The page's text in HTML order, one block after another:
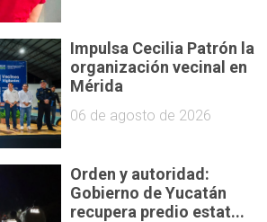
Impulsa Cecilia Patrón la
organización vecinal en
Mérida
06 de agosto de 2026
Orden y autoridad:
Gobierno de Yucatán
recupera predio estat...